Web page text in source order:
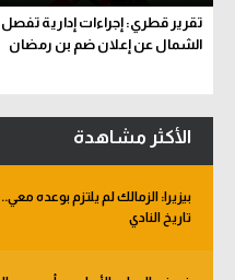
تقرير قطري: إجراءات إدارية تفصل
الشمال عن إعلان ضم بن رمضان
الأكثر مشاهدة
بيزيرا: الزمالك لم يلتزم بوعده
تاريخ النادي